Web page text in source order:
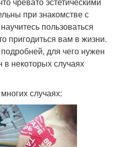
при знакомстве с
пользоваться
пригодиться вам в жизни.
для чего нужен
в некоторых случаях
случаях: